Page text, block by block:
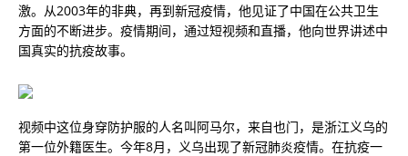
激。从2003年的非典，再到新冠疫情，他见证了中国在公共卫生
方面的不断进步。疫情期间，通过短视频和直播，他向世界讲述中
国真实的抗疫故事。
视频中这位身穿防护服的人名叫阿马尔，来自也门，是浙江义乌的
第一位外籍医生。今年8月，义乌出现了新冠肺炎疫情。在抗疫一